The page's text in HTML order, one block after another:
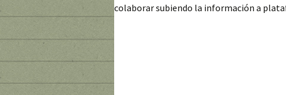
colaborar subiendo la información a